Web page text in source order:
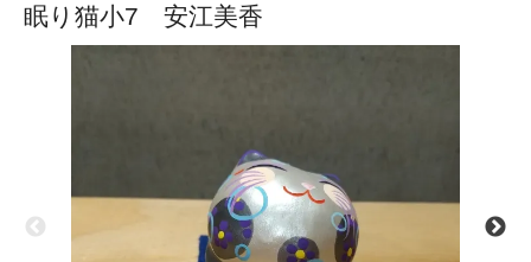
眠り猫小7 安江美香